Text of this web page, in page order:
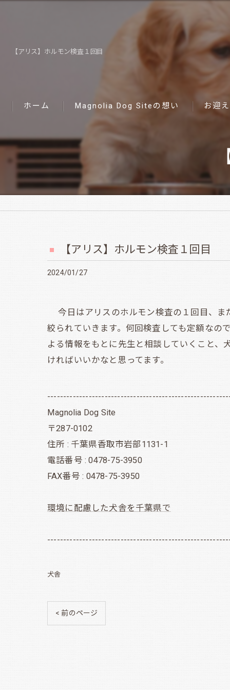
【アリス】ホルモン検査１回目
ホーム Magnolia Dog Siteの想い お迎
【アリス】ホルモン検査１回目
2024/01/27
今日はアリスのホルモン検査の１回目、ま
絞られていきます。何回検査しても定額なの
よる情報をもとに先生と相談していくこと、
ければいいかなと思ってます。
Magnolia Dog Site
〒287-0102
住所 : 千葉県香取市岩部1131-1
電話番号 : 0478-75-3950
FAX番号 : 0478-75-3950
環境に配慮した犬舎を千葉県で
犬舎
< 前のページ